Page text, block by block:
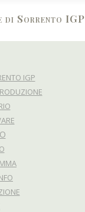
di Sorrento IGP
IGP